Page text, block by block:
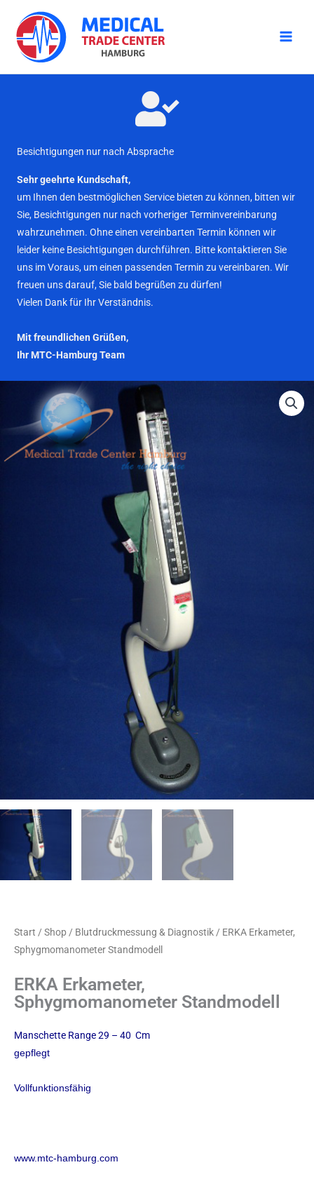
Inhalt
springen
Besichtigungen nur nach Absprache
Sehr geehrte Kundschaft,
um Ihnen den bestmöglichen Service bieten zu können, bitten wir
Sie, Besichtigungen nur nach vorheriger Terminvereinbarung
wahrzunehmen. Ohne einen vereinbarten Termin können wir
leider keine Besichtigungen durchführen. Bitte kontaktieren Sie
uns im Voraus, um einen passenden Termin zu vereinbaren. Wir
freuen uns darauf, Sie bald begrüßen zu dürfen!
Vielen Dank für Ihr Verständnis.
Mit freundlichen Grüßen,
Ihr MTC-Hamburg Team
Start / Shop / Blutdruckmessung & Diagnostik/ ERKA Erkameter,
Sphygmomanometer Standmodell
ERKA Erkameter,
Sphygmomanometer Standmodell
Manschette Range 29 – 40 Cm
gepflegt
Vollfunktionsfähig
www.mtc-hamburg.com